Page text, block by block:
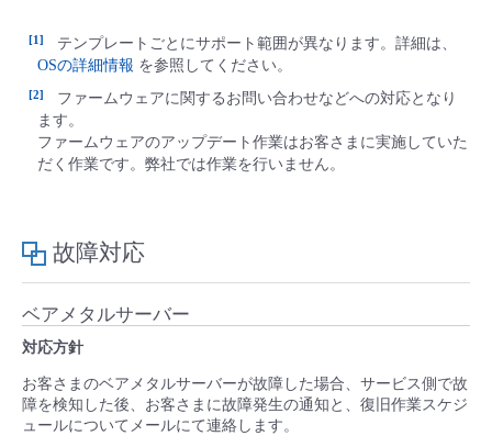
1
テンプレートごとにサポート範囲が異なります。詳細は、
OSの詳細情報 を参照してください。
2
ファームウェアに関するお問い合わせなどへの対応となり
ます。
ファームウェアのアップデート作業はお客さまに実施していた
だく作業です。弊社では作業を行いません。
故障対応
ベアメタルサーバー
対応方針
お客さまのベアメタルサーバーが故障した場合、サービス側で故
障を検知した後、お客さまに故障発生の通知と、復旧作業スケジ
ュールについてメールにて連絡します。